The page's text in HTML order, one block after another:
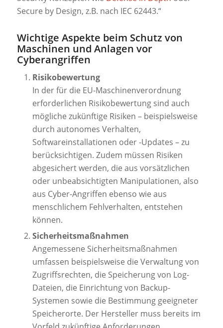
Secure by Design, z.B. nach IEC 62443.“
Wichtige Aspekte beim Schutz von
Maschinen und Anlagen vor
Cyberangriffen
Risikobewertung
In der für die EU-Maschinenverordnung
erforderlichen Risikobewertung sind auch
mögliche zukünftige Risiken – beispielsweise
durch autonomes Verhalten,
Softwareinstallationen oder -Updates – zu
berücksichtigen. Zudem müssen Risiken
abgesichert werden, die aus vorsätzlichen
oder unbeabsichtigten Manipulationen, also
aus Cyber-Angriffen ebenso wie aus
menschlichem Fehlverhalten, entstehen
können.
Sicherheitsmaßnahmen
Angemessene Sicherheitsmaßnahmen
umfassen beispielsweise die Verwaltung von
Zugriffsrechten, die Speicherung von Log-
Dateien, die Einrichtung von Backup-
Systemen sowie die Bestimmung geeigneter
Speicherorte. Der Hersteller muss bereits im